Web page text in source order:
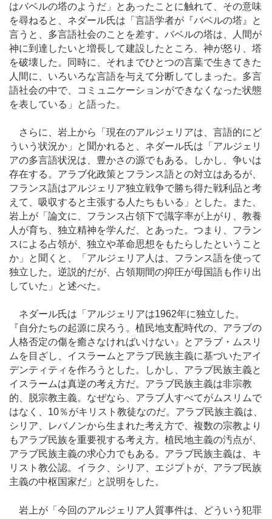
はバベルの塔のようだ」とあったことに触れて、その意味
を尋ねると、ネダール氏は「言語学者が『バベルの塔』と
言うと、多言語社会のことを差す。バベルの塔は、人間が
神に到達したいと増長して建設したところ、神が怒り、塔
を破壊した。同時に、それまでひとつの言葉で生きてきた
人間に、いろいろな言語を与えて分断してしまった。多言
語社会の中で、コミュニケーションができなくなった状態
を表している」と語った。
さらに、岩上から「現在のアルジェリアは、言語的にど
ういう状況か」と聞かれると、ネダール氏は「アルジェリ
アの多言語状況は、豊かさの源でもある。しかし、争いは
存在する。アラブ化政策とフランス語との対立はあるが、
フランス語はアルジェリア独立戦争で勝ち得た戦利品と考
えて、吸収すると主張する人たちもいる」とした。また、
岩上が「論文に、フランス占領下で識字率が上がり、教養
人が育ち、独立精神を学んだ、とあった。つまり、フラン
スによる占領が、独立や革命思想をもたらしたということ
か」と聞くと、「アルジェリア人は、フランス語を使って
独立した。逆説的だが、占領期間の抑圧が母国語も作り出
していた」と述べた。
ネダール氏は「アルジェリアは1962年に独立した。
『自分たちの起源に戻ろう。植民地支配時代の、アラブの
人格否定の傷を癒さなければいけない』とアラブ・ムスリ
ムを目ざし、イスラームとアラブ民族主義に基づいたアイ
デンティティを作ろうとした。しかし、アラブ民族主義と
イスラームは真逆の考え方だ。アラブ民族主義は非宗教
的、脱宗教主義。なぜなら、アラブ人すべてがムスリムで
はなく、10％がキリスト教徒なのだ。アラブ民族主義は、
シリア、レバノンから生まれた考え方で、複数の宗教より
もアラブ民族を重要視する考え方。植民地主義の汚点が、
アラブ民族主義の求心力でもある。アラブ民族主義は、キ
リスト教公認。イラク、シリア、エジプトが、アラブ民族
主義の中枢国家だ」と説明をした。
岩上が「今回のアルジェリア人質事件は、どういう犯罪